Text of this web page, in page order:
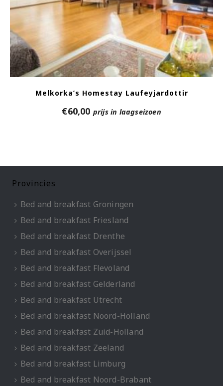
Melkorka’s Homestay Laufeyjardottir
€60,00 prijs in laagseizoen
Provincies
Bed and breakfast Groningen
Bed and breakfast Friesland
Bed and breakfast Drenthe
Bed and breakfast Overijssel
Bed and breakfast Flevoland
Bed and breakfast Gelderland
Bed and breakfast Utrecht
Bed and breakfast Noord-Holland
Bed and breakfast Zuid-Holland
Bed and breakfast Zeeland
Bed and breakfast Limburg
Bed and breakfast Noord-Brabant